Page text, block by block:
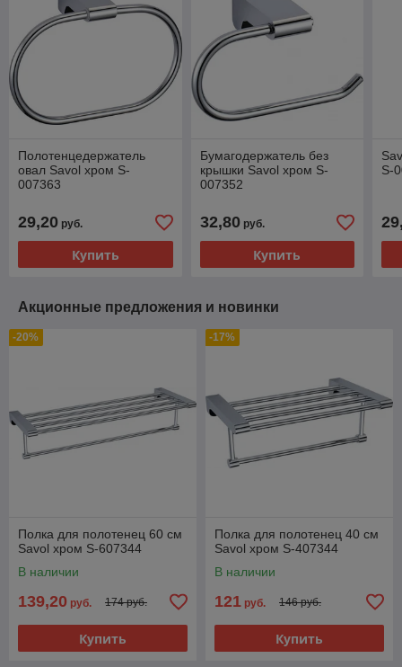
Полотенцедержатель
овал Savol хром S-
007363
29,20 руб.
Купить
Бумагодержатель без
крышки Savol хром S-
007352
32,80руб.
Купить
S-
Акционные предложения и новинки
-20%
Полка для полотенец 60 см
Savol хром S-607344
В наличии
139,20 руб. 174 руб.
Купить
-17%
Полка для полотенец 40 см
Savol хром S-407344
В наличии
121 руб. 146 руб.
Купить